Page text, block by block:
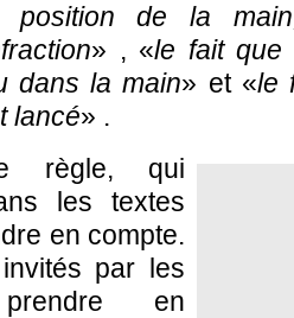
position de la
» , «le fait que
dans la main» et «le
lancé» .
règle, qui
les textes
en compte.
par les
en